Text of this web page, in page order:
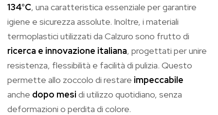
134°C, una caratteristica essenziale per garantire
igiene e sicurezza assolute. Inoltre, i materiali
termoplastici utilizzati da Calzuro sono frutto di
ricerca e innovazione italiana, progettati per unire
resistenza, flessibilità e facilità di pulizia. Questo
permette allo zoccolo di restare impeccabile
anche dopo mesi di utilizzo quotidiano, senza
deformazioni o perdita di colore.